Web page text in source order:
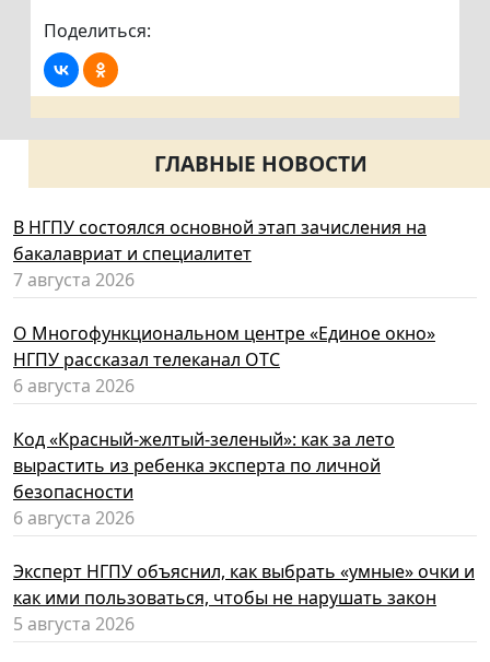
Поделиться:
ГЛАВНЫЕ НОВОСТИ
В НГПУ состоялся основной этап зачисления на
бакалавриат и специалитет
7 августа 2026
О Многофункциональном центре «Единое окно»
НГПУ рассказал телеканал ОТС
6 августа 2026
Код «Красный-желтый-зеленый»: как за лето
вырастить из ребенка эксперта по личной
безопасности
6 августа 2026
Эксперт НГПУ объяснил, как выбрать «умные» очки и
как ими пользоваться, чтобы не нарушать закон
5 августа 2026